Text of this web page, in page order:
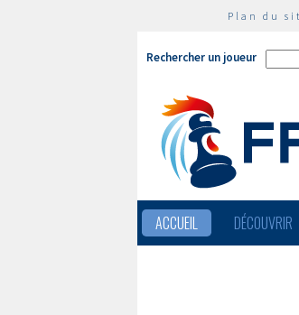
Plan du
Rechercher un joueur
ACCUEIL DÉCOUVRIR